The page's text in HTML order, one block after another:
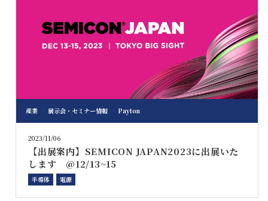
産業 展示会・セミナー情報 Payton
2023/11/06
【出展案内】SEMICON JAPAN2023に出展いた
します @12/13~15
半導体 電源